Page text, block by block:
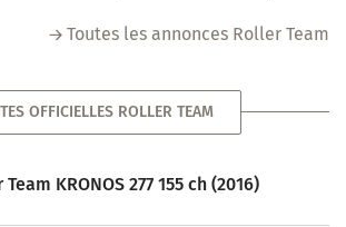
Toutes les annonces Roller Team
OFFICIELLES ROLLER TEAM
KRONOS 277 155 ch (2016)